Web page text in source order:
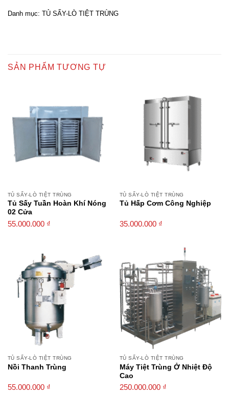
Danh mục: TỦ SẤY-LÒ TIỆT TRÙNG
SẢN PHẨM TƯƠNG TỰ
TỦ SẤY-LÒ TIỆT TRÙNG
Tủ Sấy Tuần Hoàn Khí Nóng
02 Cửa
55.000.000 ₫
TỦ SẤY-LÒ TIỆT TRÙNG
Tủ Hấp Cơm Công Nghiệp
35.000.000 ₫
TỦ SẤY-LÒ TIỆT TRÙNG
Nồi Thanh Trùng
55.000.000 ₫
TỦ SẤY-LÒ TIỆT TRÙNG
Máy Tiệt Trùng Ở Nhiệt Độ
Cao
250.000.000 ₫